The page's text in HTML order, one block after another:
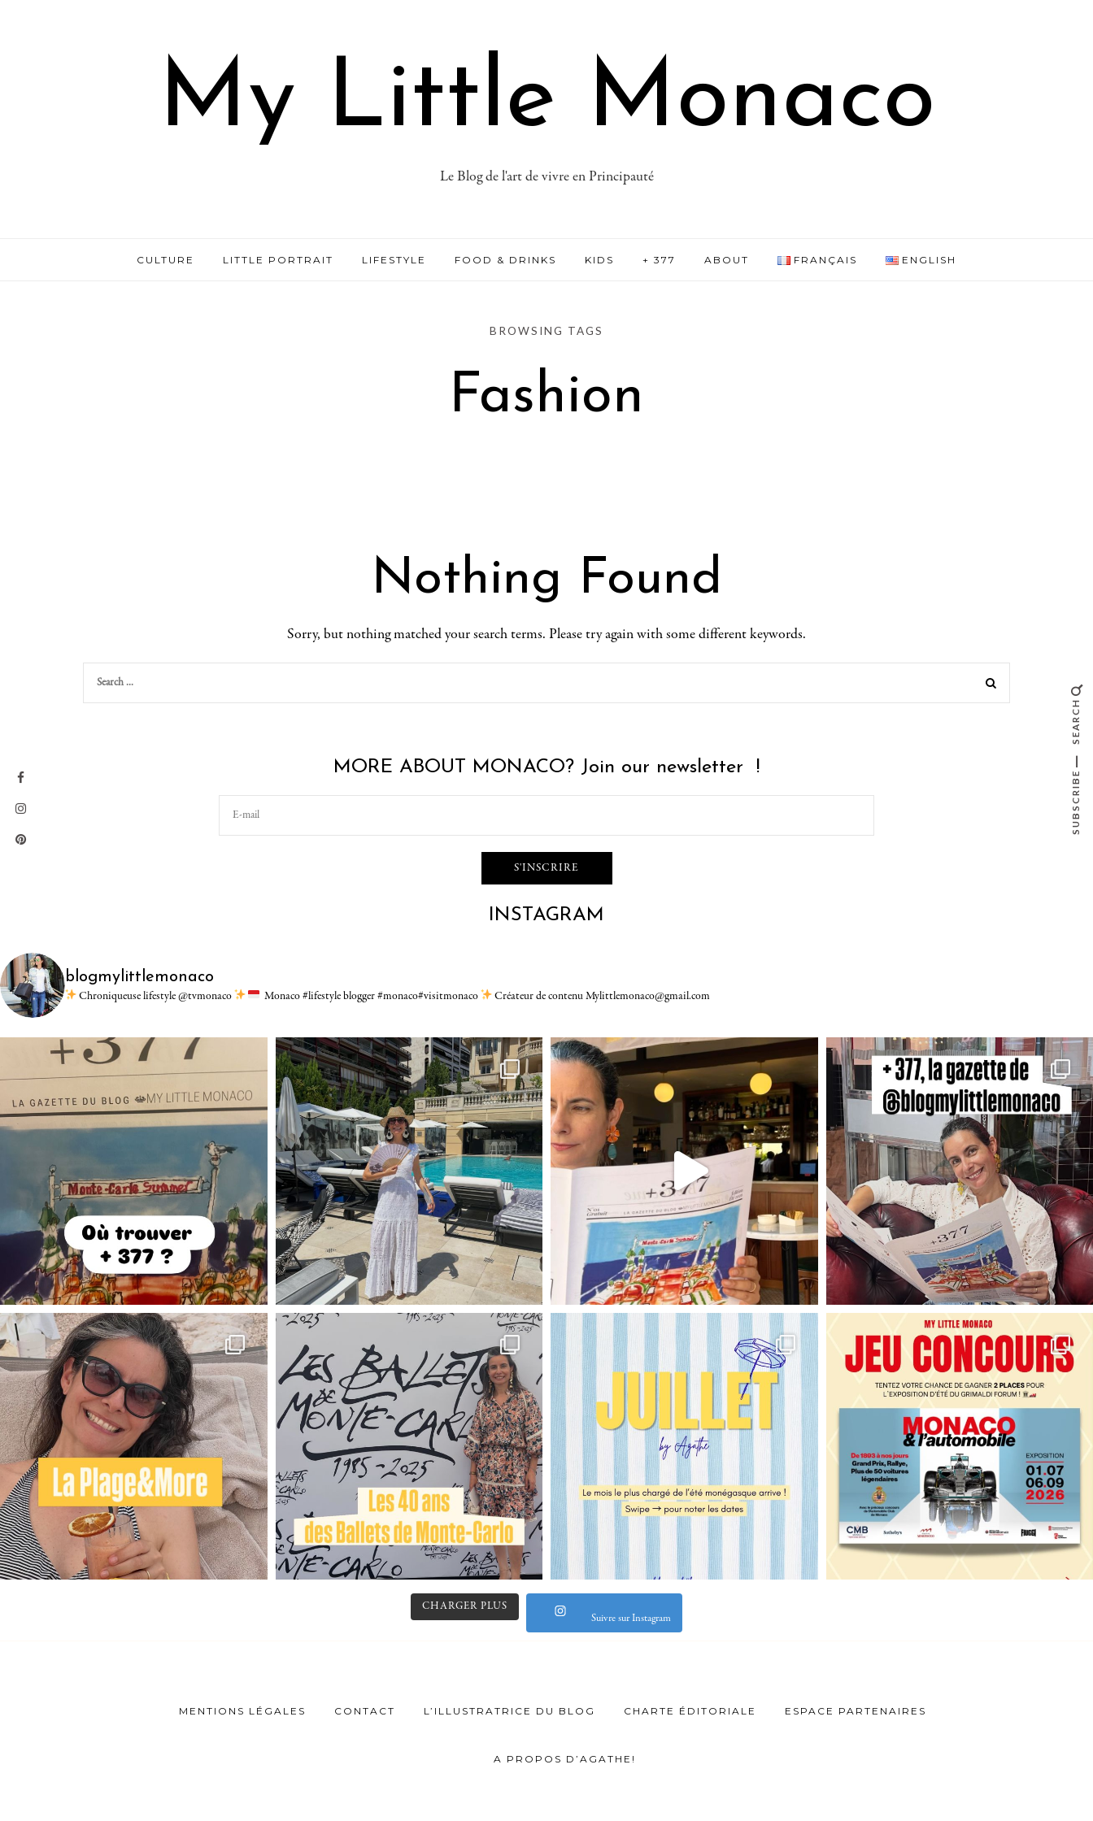
My Little Monaco
Le Blog de l'art de vivre en Principauté
CULTURE LITTLE PORTRAIT LIFESTYLE FOOD & DRINKS KIDS + 377 ABOUT FRANÇAIS ENGLISH
BROWSING TAGS
Fashion
Nothing Found
Sorry, but nothing matched your search terms. Please try again with some different keywords.
SEARCH
SUBSCRIBE
MORE ABOUT MONACO? Join our newsletter !
INSTAGRAM
blogmylittlemonaco
Chroniqueuse lifestyle @tvmonaco Monaco #lifestyle blogger #monaco#visitmonaco Créateur de contenu Mylittlemonaco@gmail.com
CHARGER PLUS
Suivre sur Instagram
MENTIONS LÉGALES CONTACT L’ILLUSTRATRICE DU BLOG CHARTE ÉDITORIALE ESPACE PARTENAIRES
A PROPOS D’AGATHE!